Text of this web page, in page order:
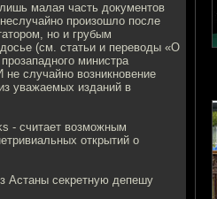
малая часть документов
произошло после
но и грубым
(см. статьи и переводы «О
министра
случайно возникновение
уважаемых изданий в
- считает возможным
открытий о
Астаны секретную депешу